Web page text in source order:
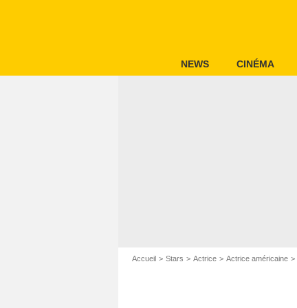
NEWS CINÉMA
Accueil Stars Actrice Actrice américaine